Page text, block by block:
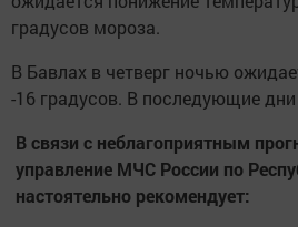
градусов мороза.
В Бавлах в четверг ночью
-16 градусов. В последующие
В связи с неблагоприятным
управление МЧС России по
настоятельно рекомендует: